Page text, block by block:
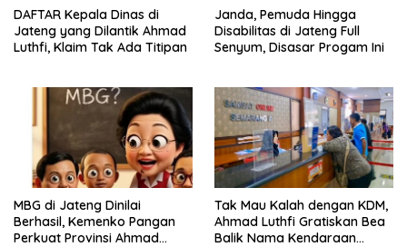
DAFTAR Kepala Dinas di
Jateng yang Dilantik Ahmad
Luthfi, Klaim Tak Ada Titipan
Janda, Pemuda Hingga
Disabilitas di Jateng Full
Senyum, Disasar Progam Ini
MBG di Jateng Dinilai
Berhasil, Kemenko Pangan
Perkuat Provinsi Ahmad
Tak Mau Kalah dengan KDM,
Ahmad Luthfi Gratiskan Bea
Balik Nama Kendaraan